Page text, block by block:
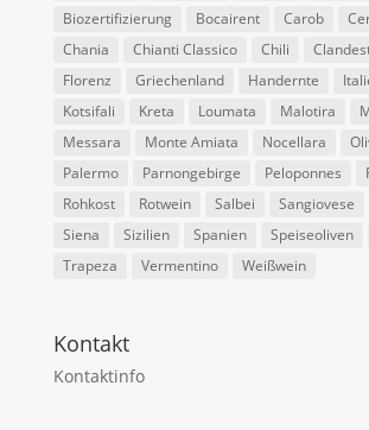
Biozertifizierung
Bocairent Carob
Chania
Chianti Classico Chili
Florenz
Griechenland Handernte
Kotsifali
Kreta Loumata Malotira
Messara
Monte Amiata Nocellara
Palermo
Parnongebirge Peloponnes
Rohkost
Rotwein Salbei Sangiovese
Siena
Sizilien Spanien Speiseoliven
Trapeza
Vermentino Weißwein
Kontakt
Kontaktinfo